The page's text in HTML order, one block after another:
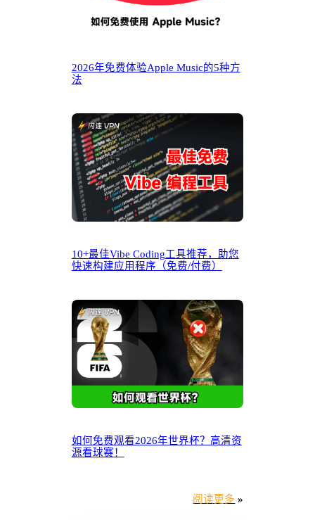
2026年免费体验Apple Music的5种方
法
10+最佳Vibe Coding工具推荐，助您
快速构建应用程序（免费/付费）
如何免费观看2026年世界杯？高清资
源看球赛！
阅读更多 »